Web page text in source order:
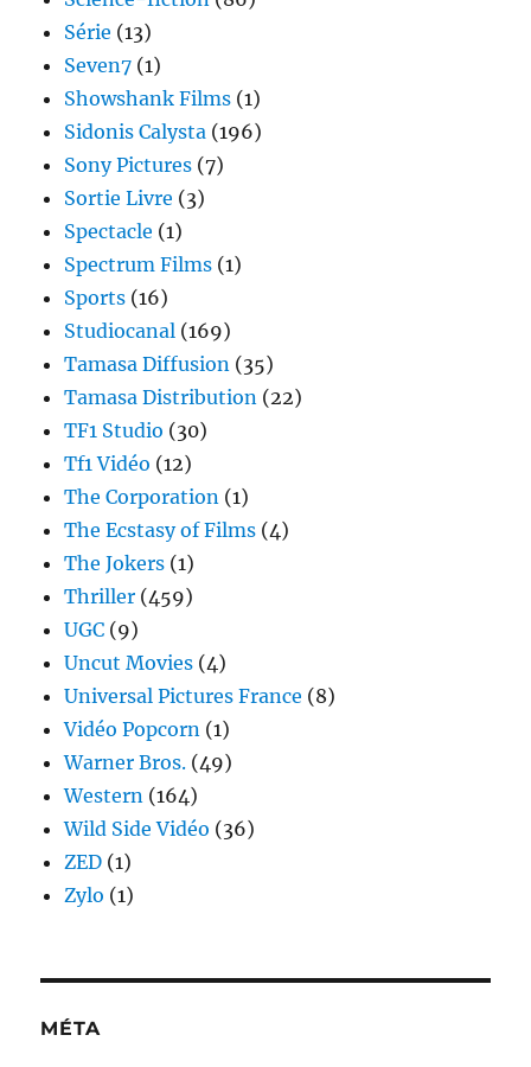
Série (13)
Seven7 (1)
Showshank Films (1)
Sidonis Calysta (196)
Sony Pictures (7)
Sortie Livre (3)
Spectacle (1)
Spectrum Films (1)
Sports (16)
Studiocanal (169)
Tamasa Diffusion (35)
Tamasa Distribution (22)
TF1 Studio (30)
Tf1 Vidéo (12)
The Corporation (1)
The Ecstasy of Films (4)
The Jokers (1)
Thriller (459)
UGC (9)
Uncut Movies (4)
Universal Pictures France (8)
Vidéo Popcorn (1)
Warner Bros. (49)
Western (164)
Wild Side Vidéo (36)
ZED (1)
Zylo (1)
MÉTA